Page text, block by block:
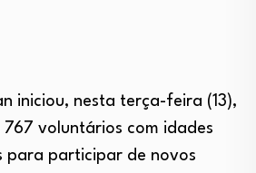
iniciou, nesta terça-feira (13),
voluntários com idades
para participar de novos